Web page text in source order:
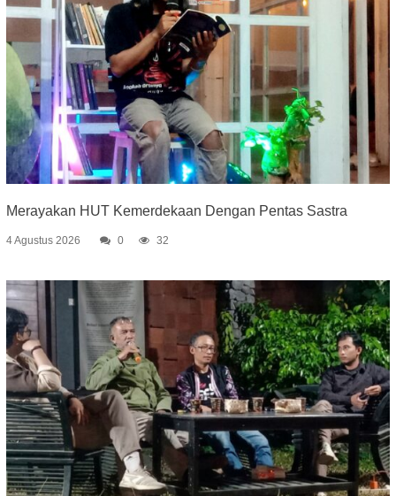
Merayakan HUT Kemerdekaan Dengan Pentas Sastra
4 Agustus 2026 0 32